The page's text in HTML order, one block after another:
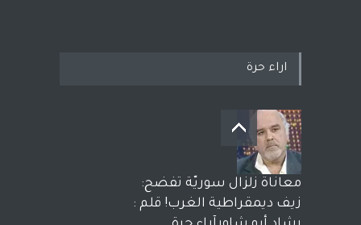
اراء حرة
معاناة زلزال سوريّة تفضح:
زيف ديمقراطية الغرب! قلم :